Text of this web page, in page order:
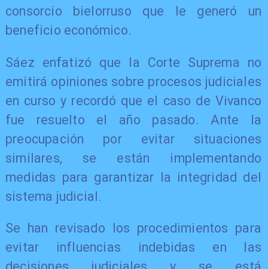
consorcio bielorruso que le generó un
beneficio económico.
Sáez enfatizó que la Corte Suprema no
emitirá opiniones sobre procesos judiciales
en curso y recordó que el caso de Vivanco
fue resuelto el año pasado. Ante la
preocupación por evitar situaciones
similares, se están implementando
medidas para garantizar la integridad del
sistema judicial.
Se han revisado los procedimientos para
evitar influencias indebidas en las